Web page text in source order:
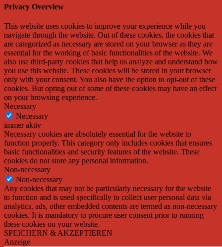
Privacy Overview
This website uses cookies to improve your experience while you
navigate through the website. Out of these cookies, the cookies that
are categorized as necessary are stored on your browser as they are
essential for the working of basic functionalities of the website. We
also use third-party cookies that help us analyze and understand how
you use this website. These cookies will be stored in your browser
only with your consent. You also have the option to opt-out of these
cookies. But opting out of some of these cookies may have an effect
on your browsing experience.
Necessary
Necessary
immer aktiv
Necessary cookies are absolutely essential for the website to
function properly. This category only includes cookies that ensures
basic functionalities and security features of the website. These
cookies do not store any personal information.
Non-necessary
Non-necessary
Any cookies that may not be particularly necessary for the website
to function and is used specifically to collect user personal data via
analytics, ads, other embedded contents are termed as non-necessary
cookies. It is mandatory to procure user consent prior to running
these cookies on your website.
SPEICHERN & AKZEPTIEREN
Anzeige